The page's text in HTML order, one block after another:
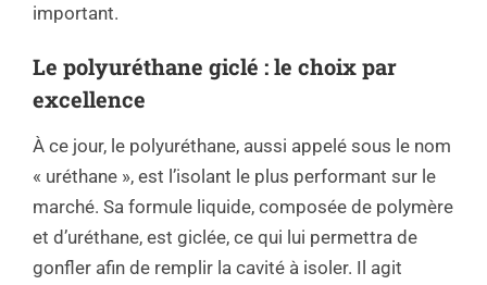
important.
Le polyuréthane giclé : le choix par
excellence
À ce jour, le polyuréthane, aussi appelé sous le nom
« uréthane », est l’isolant le plus performant sur le
marché. Sa formule liquide, composée de polymère
et d’uréthane, est giclée, ce qui lui permettra de
gonfler afin de remplir la cavité à isoler. Il agit